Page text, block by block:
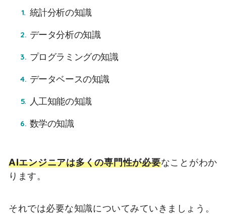
統計分析の知識
データ分析の知識
プログラミングの知識
データベースの知識
人工知能の知識
数学の知識
AIエンジニアは多くの専門性が必要なことがわか
ります。
それでは必要な知識についてみていきましょう。